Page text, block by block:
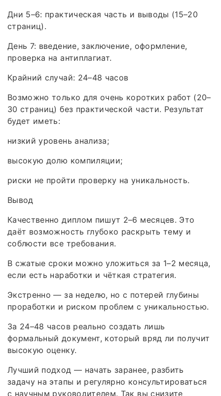
Дни 5–6: практическая часть и выводы (15–20
страниц).
День 7: введение, заключение, оформление,
проверка на антиплагиат.
Крайний случай: 24–48 часов
Возможно только для очень коротких работ (20–
30 страниц) без практической части. Результат
будет иметь:
низкий уровень анализа;
высокую долю компиляции;
риски не пройти проверку на уникальность.
Вывод
Качественно диплом пишут 2–6 месяцев. Это
даёт возможность глубоко раскрыть тему и
соблюсти все требования.
В сжатые сроки можно уложиться за 1–2 месяца,
если есть наработки и чёткая стратегия.
Экстренно — за неделю, но с потерей глубины
проработки и риском проблем с уникальностью.
За 24–48 часов реально создать лишь
формальный документ, который вряд ли получит
высокую оценку.
Лучший подход — начать заранее, разбить
задачу на этапы и регулярно консультироваться
с научным руководителем. Так вы снизите